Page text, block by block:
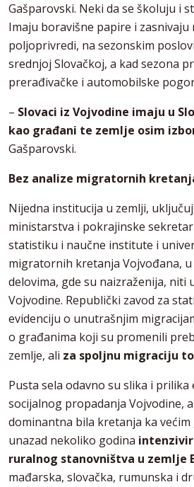
Gašparovski. Neki da se školuju i
Imaju boravišne papire i zasnivaju
poljoprivredi, na sezonskim
srednjoj Slovačkoj, a kad sezona
prerađivačke i automobilske
– Slovaci iz Vojvodine imaju u
kao građani te zemlje osim
Gašparovski.
Bez analize migratornih
Nijedna institucija u zemlji,
ministarstva i pokrajinske
statistiku i naučne institute i
migratornih kretanja Vojvođana,
delovima, gde su naizraženija, niti
Vojvodine. Republički zavod za
evidenciju o unutrašnjim
o građanima koji su promenili
zemlje, ali za spoljnu migraciju
Pusta sela odavno su slika i
socijalnog propadanja Vojvodine,
dominantna bila kretanja ka većim
unazad nekoliko godina
ruralnog stanovništva u zemlje
mađarska, slovačka, rumunska i